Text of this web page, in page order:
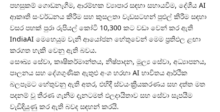
පහසුකම් ගොඩනැගීම, ආරම්භක ව්‍යාපාර සඳහා සහායවීම, දේශීය AI
ආකෘති සංවර්ධනය කිරීම සහ කුසලතා වැඩසටහන් පුළුල් කිරීම සඳහා
වසර පහක් පුරා රුපියල් කෝටි 10,300 කට වඩා වෙන් කර ඇති
IndiaAI මෙහෙයුම වැනි ආයෝජන හේතුවෙන් මෙම ප්‍රතිඵල ළඟා
කරගත හැකි වෙනු ඇති බවය.
සෞඛ්‍ය සේවා, කෘෂිකර්මාන්තය, නිෂ්පාදන, මූල්‍ය සේවා, අධ්‍යාපනය,
පාලනය සහ දේශගුණික ඇතුළු අංශ හරහා AI භාවිතය ආර්ථික
බලපෑමට හේතුවනු ඇති අතර, එහිදී ස්වයංක්‍රීයකරණය සහ දත්ත මත
පදනම් වූ තීරණ ගැනීම දැනටමත් ඵලදායිතාව සහ සේවා සැපයීම
වැඩිදියුණු කර ඇති බවද සඳහන් කරයි.